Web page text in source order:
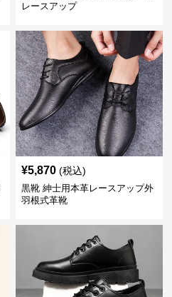
レースアップ
¥5,870 (税込)
黒靴 紳士用本革レースアップ外
羽根式革靴